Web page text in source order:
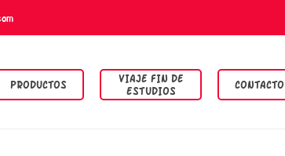
PRODUCTOS
VIAJE FIN DE
ESTUDIOS
CONTACTO